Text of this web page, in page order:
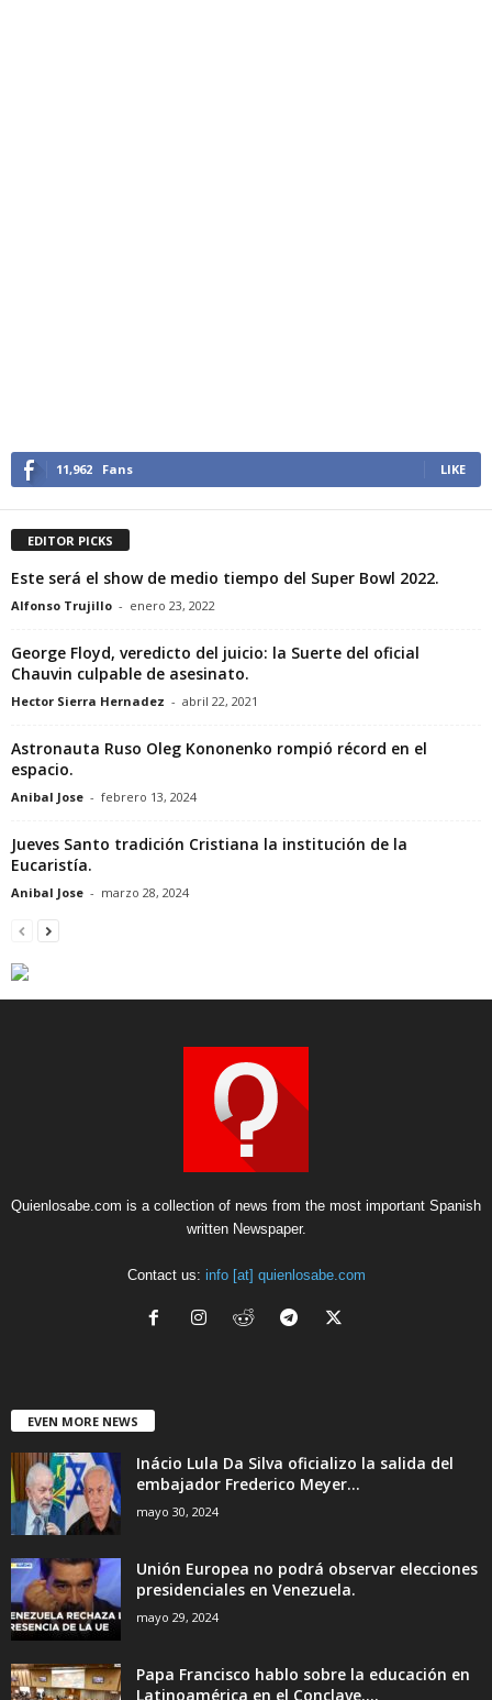
11,962 Fans LIKE
EDITOR PICKS
Este será el show de medio tiempo del Super Bowl 2022.
Alfonso Trujillo - enero 23, 2022
George Floyd, veredicto del juicio: la Suerte del oficial
Chauvin culpable de asesinato.
Hector Sierra Hernadez - abril 22, 2021
Astronauta Ruso Oleg Kononenko rompió récord en el
espacio.
Anibal Jose - febrero 13, 2024
Jueves Santo tradición Cristiana la institución de la
Eucaristía.
Anibal Jose - marzo 28, 2024
Quienlosabe.com is a collection of news from the most important Spanish
written Newspaper.
Contact us: info [at] quienlosabe.com
EVEN MORE NEWS
Inácio Lula Da Silva oficializo la salida del
embajador Frederico Meyer...
mayo 30, 2024
Unión Europea no podrá observar elecciones
presidenciales en Venezuela.
mayo 29, 2024
Papa Francisco hablo sobre la educación en
Latinoamérica en el Conclave....